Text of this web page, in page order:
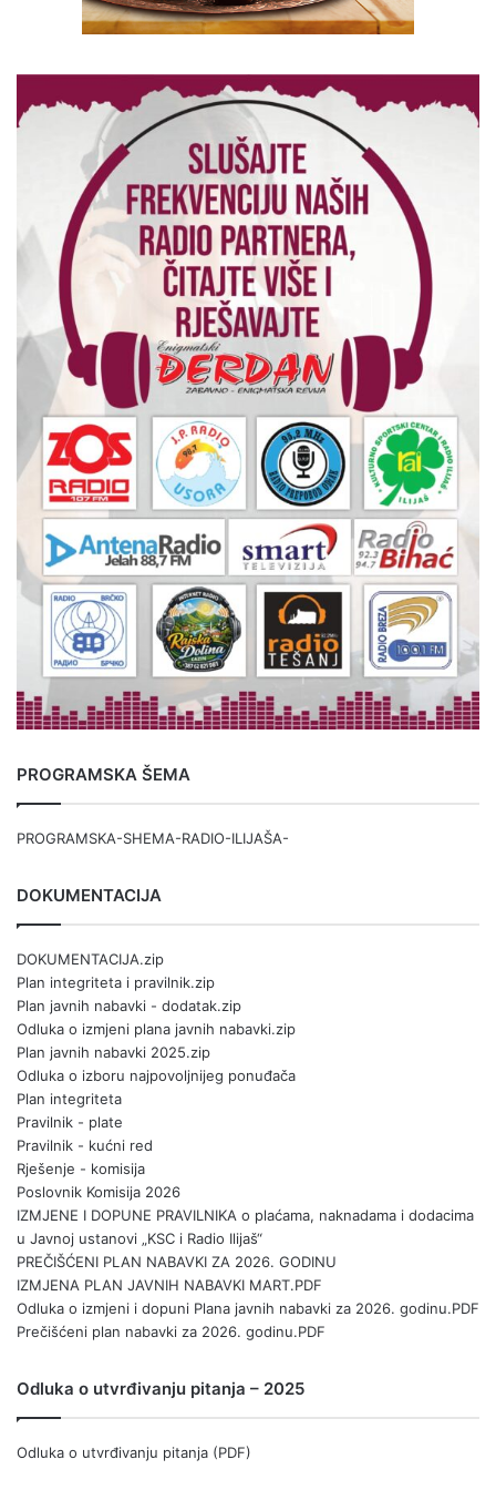
PROGRAMSKA ŠEMA
PROGRAMSKA-SHEMA-RADIO-ILIJAŠA-
DOKUMENTACIJA
DOKUMENTACIJA.zip
Plan integriteta i pravilnik.zip
Plan javnih nabavki - dodatak.zip
Odluka o izmjeni plana javnih nabavki.zip
Plan javnih nabavki 2025.zip
Odluka o izboru najpovoljnijeg ponuđača
Plan integriteta
Pravilnik - plate
Pravilnik - kućni red
Rješenje - komisija
Poslovnik Komisija 2026
IZMJENE I DOPUNE PRAVILNIKA o plaćama, naknadama i dodacima
u Javnoj ustanovi „KSC i Radio Ilijaš“
PREČIŠĆENI PLAN NABAVKI ZA 2026. GODINU
IZMJENA PLAN JAVNIH NABAVKI MART.PDF
Odluka o izmjeni i dopuni Plana javnih nabavki za 2026. godinu.PDF
Prečišćeni plan nabavki za 2026. godinu.PDF
Odluka o utvrđivanju pitanja – 2025
Odluka o utvrđivanju pitanja (PDF)